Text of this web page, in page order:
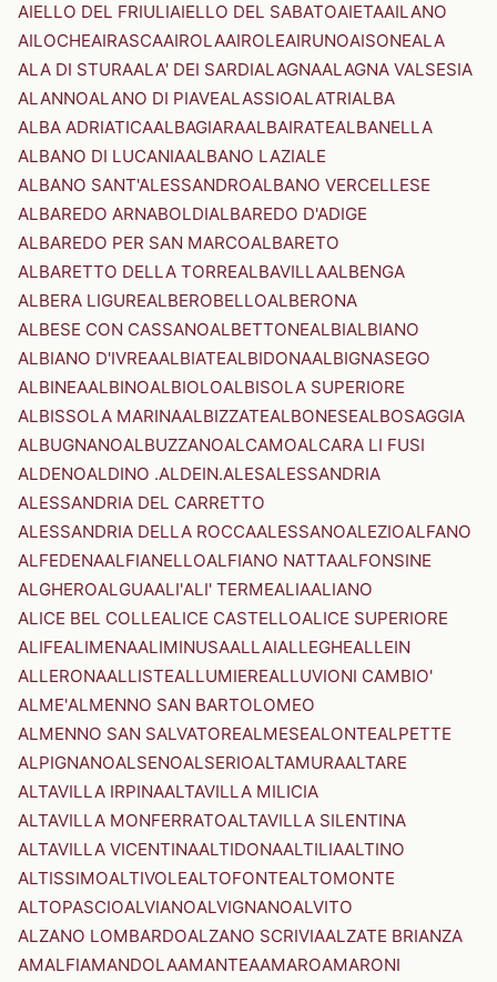
AIELLO DEL FRIULIAIELLO DEL SABATOAIETAAILANO
AILOCHEAIRASCAAIROLAAIROLEAIRUNOAISONEALA
ALA DI STURAALA' DEI SARDIALAGNAALAGNA VALSESIA
ALANNOALANO DI PIAVEALASSIOALATRIALBA
ALBA ADRIATICAALBAGIARAALBAIRATEALBANELLA
ALBANO DI LUCANIAALBANO LAZIALE
ALBANO SANT'ALESSANDROALBANO VERCELLESE
ALBAREDO ARNABOLDIALBAREDO D'ADIGE
ALBAREDO PER SAN MARCOALBARETO
ALBARETTO DELLA TORREALBAVILLAALBENGA
ALBERA LIGUREALBEROBELLOALBERONA
ALBESE CON CASSANOALBETTONEALBIALBIANO
ALBIANO D'IVREAALBIATEALBIDONAALBIGNASEGO
ALBINEAALBINOALBIOLOALBISOLA SUPERIORE
ALBISSOLA MARINAALBIZZATEALBONESEALBOSAGGIA
ALBUGNANOALBUZZANOALCAMOALCARA LI FUSI
ALDENOALDINO .ALDEIN.ALESALESSANDRIA
ALESSANDRIA DEL CARRETTO
ALESSANDRIA DELLA ROCCAALESSANOALEZIOALFANO
ALFEDENAALFIANELLOALFIANO NATTAALFONSINE
ALGHEROALGUAALI'ALI' TERMEALIAALIANO
ALICE BEL COLLEALICE CASTELLOALICE SUPERIORE
ALIFEALIMENAALIMINUSAALLAIALLEGHEALLEIN
ALLERONAALLISTEALLUMIEREALLUVIONI CAMBIO'
ALME'ALMENNO SAN BARTOLOMEO
ALMENNO SAN SALVATOREALMESEALONTEALPETTE
ALPIGNANOALSENOALSERIOALTAMURAALTARE
ALTAVILLA IRPINAALTAVILLA MILICIA
ALTAVILLA MONFERRATOALTAVILLA SILENTINA
ALTAVILLA VICENTINAALTIDONAALTILIAALTINO
ALTISSIMOALTIVOLEALTOFONTEALTOMONTE
ALTOPASCIOALVIANOALVIGNANOALVITO
ALZANO LOMBARDOALZANO SCRIVIAALZATE BRIANZA
AMALFIAMANDOLAAMANTEAAMAROAMARONI